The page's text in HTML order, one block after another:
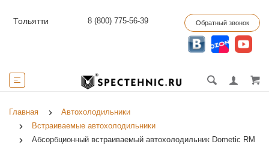
Тольятти 8 (800) 775-56-39 Обратный звонок
Главная
Автохолодильники
Встраиваемые автохолодильники
Абсорбционный встраиваемый автохолодильник Dometic RM